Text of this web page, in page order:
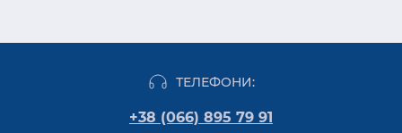
ТЕЛЕФОНИ:
+38 (066) 895 79 91